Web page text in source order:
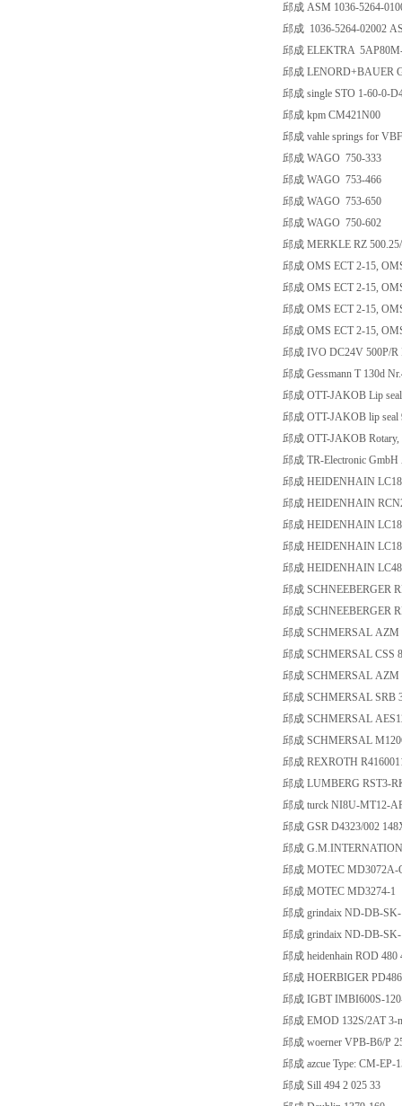
邱成 ASM 1036-5264-
邱成 1036-5264-02002
邱成 ELEKTRA
邱成 LENORD+BAUER
邱成 single STO 1-60-0-
邱成 kpm CM421N00
邱成 vahle springs for
邱成 WAGO 750-333
邱成 WAGO 753-466
邱成 WAGO 753-650
邱成 WAGO 750-602
邱成 MERKLE RZ
邱成 OMS ECT 2-15,
邱成 OMS ECT 2-15,
邱成 OMS ECT 2-15,
邱成 OMS ECT 2-15,
邱成 IVO DC24V 500P/R
邱成 Gessmann T 130d
邱成 OTT-JAKOB Lip
邱成 OTT-JAKOB lip seal
邱成 OTT-JAKOB Rotary,
邱成 TR-Electronic
邱成 HEIDENHAIN
邱成 HEIDENHAIN
邱成 HEIDENHAIN
邱成 HEIDENHAIN
邱成 HEIDENHAIN
邱成 SCHNEEBERGER
邱成 SCHNEEBERGER
邱成 SCHMERSAL
邱成 SCHMERSAL CSS
邱成 SCHMERSAL AZM
邱成 SCHMERSAL SRB
邱成 SCHMERSAL
邱成 SCHMERSAL
邱成 REXROTH
邱成 LUMBERG RST3-
邱成 turck NI8U-MT12-
邱成 GSR D4323/002
邱成
邱成 MOTEC
邱成 MOTEC MD3274-1
邱成 grindaix ND-DB-SK-
邱成 grindaix ND-DB-SK-
邱成 heidenhain ROD
邱成 HOERBIGER
邱成 IGBT IMBI600S-
邱成 EMOD 132S/2AT 3-
邱成 woerner VPB-B6/P
邱成 azcue Type: CM-EP-
邱成 Sill 494 2 025 33